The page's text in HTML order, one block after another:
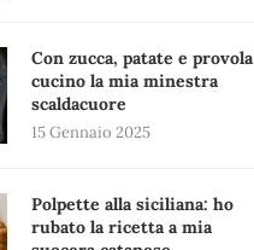
Con zucca, patate e provola
cucino la mia minestra
scaldacuore
15 Gennaio 2025
Polpette alla siciliana: ho
rubato la ricetta a mia